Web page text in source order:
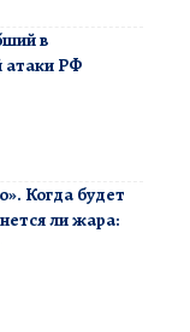
в
атаки РФ
Когда будет
ли жара: